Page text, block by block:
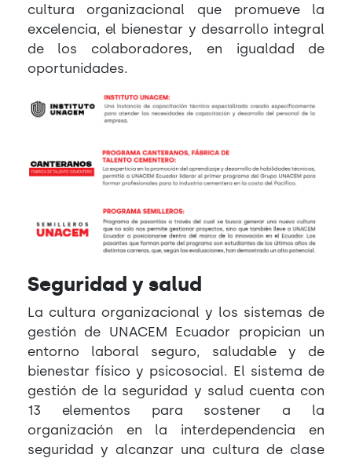
cultura organizacional que promueve la
excelencia, el bienestar y desarrollo integral
de los colaboradores, en igualdad de
oportunidades.
Seguridad y salud
La cultura organizacional y los sistemas de
gestión de UNACEM Ecuador propician un
entorno laboral seguro, saludable y de
bienestar físico y psicosocial. El sistema de
gestión de la seguridad y salud cuenta con
13 elementos para sostener a la
organización en la interdependencia en
seguridad y alcanzar una cultura de clase